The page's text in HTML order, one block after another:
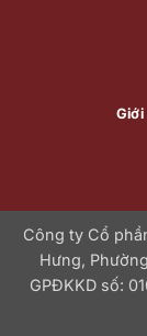
Công ty Cổ
Hưng,
GPĐKKD số: